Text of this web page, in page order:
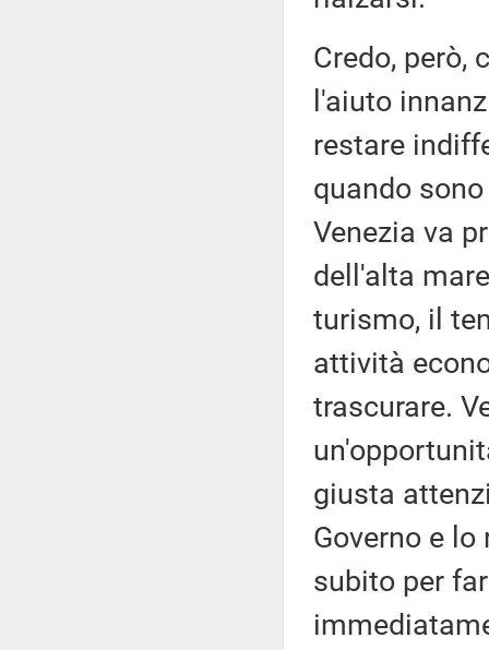
Credo, però,
l'aiuto
restare
quando
Venezia va
dell'alta
turismo, il
attività
trascurare.
giusta
Governo e
subito per